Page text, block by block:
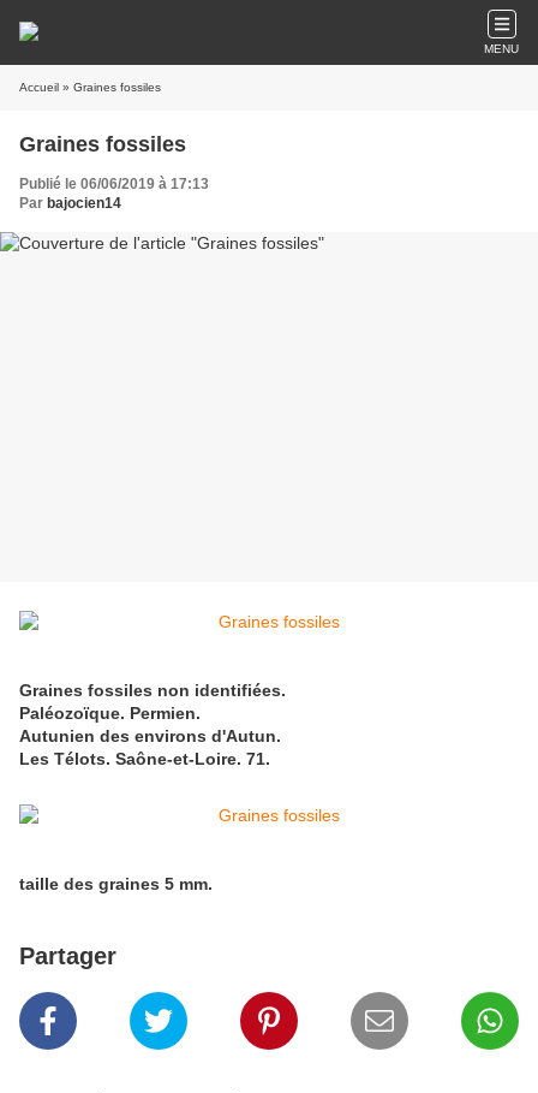
MENU
Accueil » Graines fossiles
Graines fossiles
Publié le 06/06/2019 à 17:13
Par bajocien14
Graines fossiles non identifiées.
Paléozoïque. Permien.
Autunien des environs d'Autun.
Les Télots. Saône-et-Loire. 71.
taille des graines 5 mm.
Partager